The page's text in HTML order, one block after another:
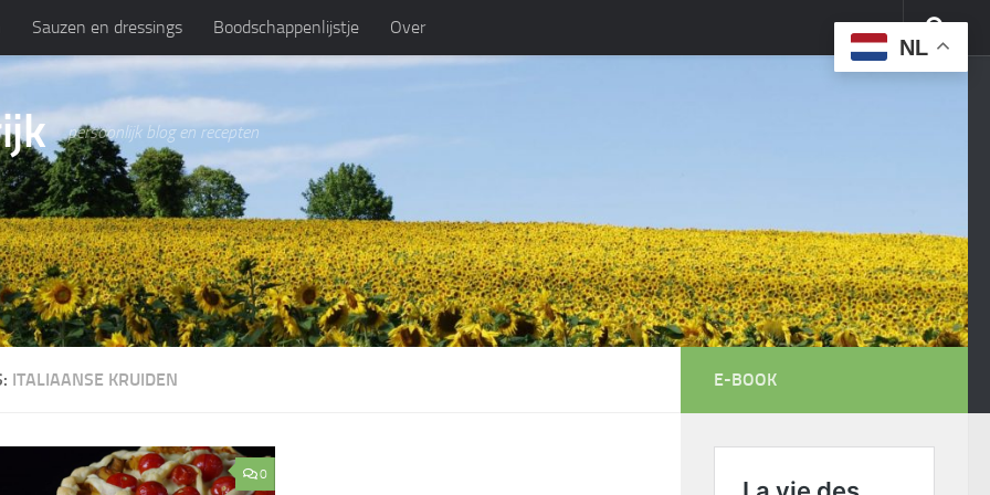
Sauzen en dressings Boodschappenlijstje Over
persoonlijk blog en recepten
ITALIAANSE KRUIDEN
0
E-BOOK
NL